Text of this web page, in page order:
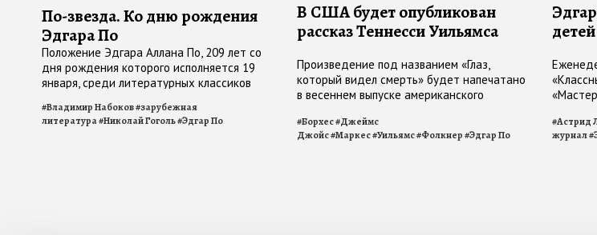
По-звезда. Ко дню рождения
Эдгара По
Положение Эдгара Аллана По, 209 лет со
дня рождения которого исполняется 19
января, среди литературных классиков
российской публики
#Владимир Набоков#зарубежная
литература#Николай Гоголь#Эдгар По
В США будет опубликован
рассказ Теннесси Уильямса
Произведение под названием «Глаз,
который видел смерть» будет напечатано
в весеннем выпуске американского
#Борхес#Джеймс
Джойс#Маркес#Уильямс#Фолкнер#Эдгар По
детей
#Астрид
журнал#